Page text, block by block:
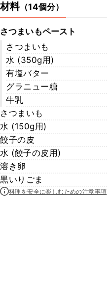
材料（14個分）
さつまいもペースト
さつまいも
水 (350g用)
有塩バター
グラニュー糖
牛乳
さつまいも
水 (150g用)
餃子の皮
水 (餃子の皮用)
溶き卵
黒いりごま
料理を安全に楽しむための注意事項